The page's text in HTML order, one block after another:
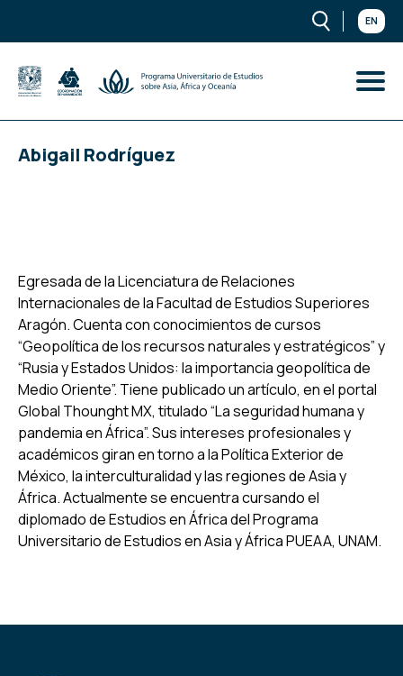
EN
Abigail Rodríguez
Egresada de la Licenciatura de Relaciones
Internacionales de la Facultad de Estudios Superiores
Aragón. Cuenta con conocimientos de cursos
“Geopolítica de los recursos naturales y estratégicos” y
“Rusia y Estados Unidos: la importancia geopolítica de
Medio Oriente”. Tiene publicado un artículo, en el portal
Global Thounght MX, titulado “La seguridad humana y
pandemia en África”. Sus intereses profesionales y
académicos giran en torno a la Política Exterior de
México, la interculturalidad y las regiones de Asia y
África. Actualmente se encuentra cursando el
diplomado de Estudios en África del Programa
Universitario de Estudios en Asia y África PUEAA, UNAM.